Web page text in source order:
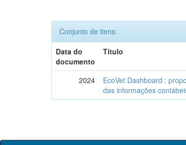
Conjunto de itens:
Data do
documento
Título
2024
EcoVet Dashboard :
das informações